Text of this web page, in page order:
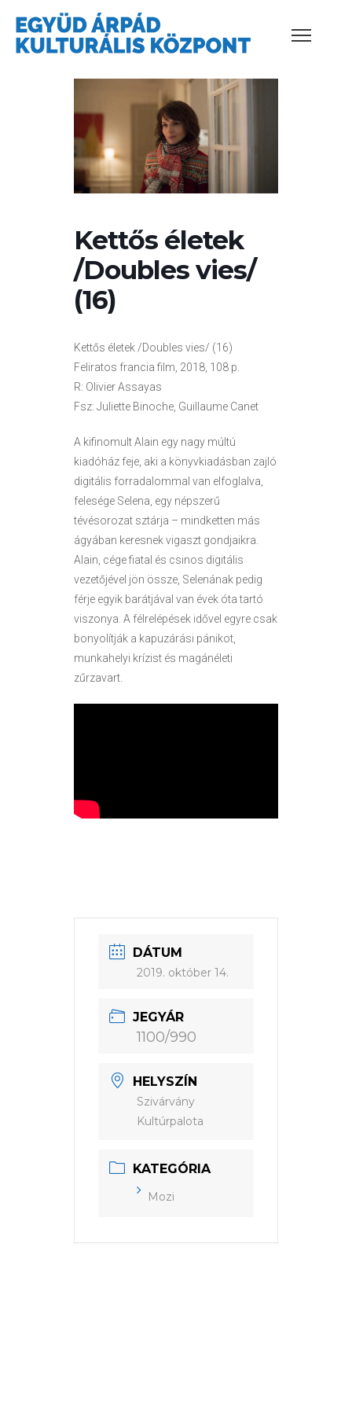
Kettős életek
/Doubles vies/
(16)
Kettős életek /Doubles vies/ (16)
Feliratos francia film, 2018, 108 p.
R: Olivier Assayas
Fsz: Juliette Binoche, Guillaume Canet
A kifinomult Alain egy nagy múltú
kiadóház feje, aki a könyvkiadásban zajló
digitális forradalommal van elfoglalva,
felesége Selena, egy népszerű
tévésorozat sztárja – mindketten más
ágyában keresnek vigaszt gondjaikra.
Alain, cége fiatal és csinos digitális
vezetőjével jön össze, Selenának pedig
férje egyik barátjával van évek óta tartó
viszonya. A félrelépések idővel egyre csak
bonyolítják a kapuzárási pánikot,
munkahelyi krízist és magánéleti
zűrzavart.
DÁTUM
2019. október 14.
JEGYÁR
1100/990
HELYSZÍN
Szivárvány
Kultúrpalota
KATEGÓRIA
Mozi